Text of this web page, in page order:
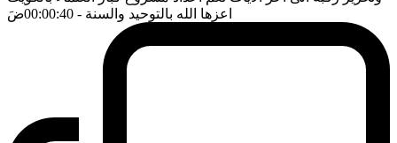
اعزها الله بالتوحيد والسنة - 00:00:40 ضَ